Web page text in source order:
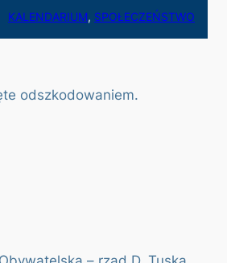
KALENDARIUM, SPOŁECZEŃSTWO
odszkodowaniem.